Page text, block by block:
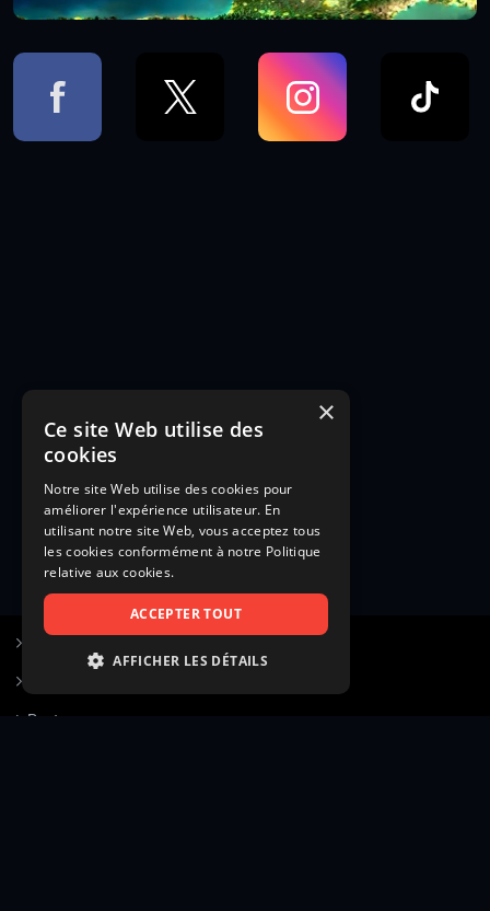
Poster une annonce
×
Ce site Web utilise des
cookies
Notre site Web utilise des cookies pour
améliorer l'expérience utilisateur. En
utilisant notre site Web, vous acceptez tous
les cookies conformément à notre Politique
relative aux cookies.
ACCEPTER TOUT
AFFICHER LES DÉTAILS